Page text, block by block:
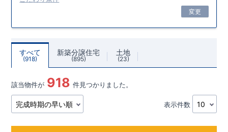
変更
すべて
918
新築分譲住宅
895
土地
23
該当物件が 918 件見つかりました。
表示件数